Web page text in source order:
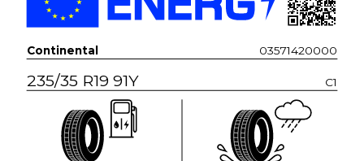
Continental 03571420000
235/35 R19 91Y C1